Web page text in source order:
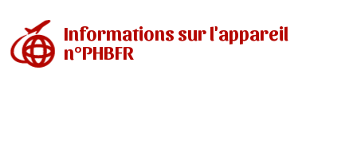
Informations sur l'appareil
n°PHBFR